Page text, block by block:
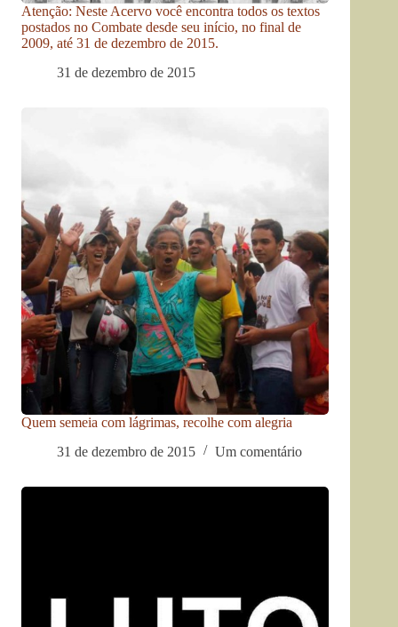
Atenção: Neste Acervo você encontra todos os textos
postados no Combate desde seu início, no final de
2009, até 31 de dezembro de 2015.
31 de dezembro de 2015
Quem semeia com lágrimas, recolhe com alegria
31 de dezembro de 2015
Um comentário